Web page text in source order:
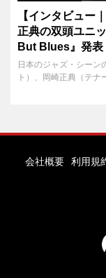
【インタビュー
正典の双頭ユニ
But Blues』発表
日本のジャズ・シーン
ト）、岡崎正典（テナ
会社概要 利用規